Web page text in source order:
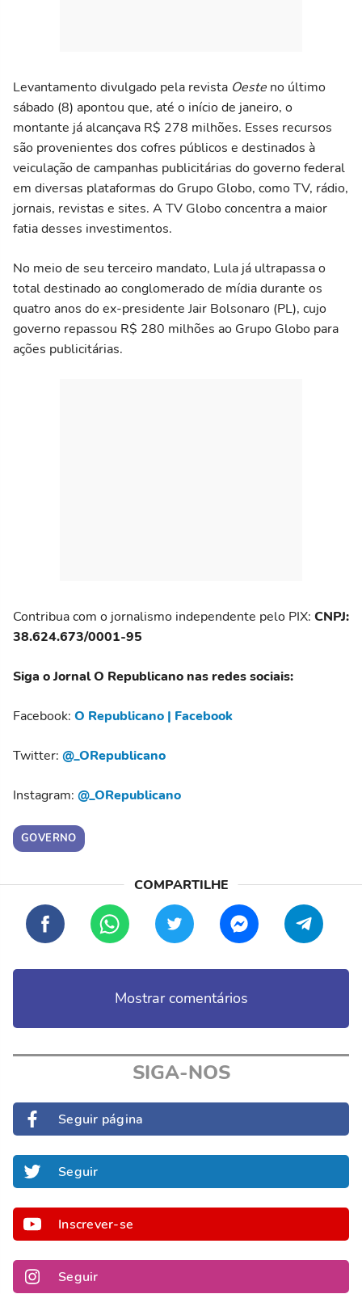
Levantamento divulgado pela revista Oeste no último
sábado (8) apontou que, até o início de janeiro, o
montante já alcançava R$ 278 milhões. Esses recursos
são provenientes dos cofres públicos e destinados à
veiculação de campanhas publicitárias do governo federal
em diversas plataformas do Grupo Globo, como TV, rádio,
jornais, revistas e sites. A TV Globo concentra a maior
fatia desses investimentos.
No meio de seu terceiro mandato, Lula já ultrapassa o
total destinado ao conglomerado de mídia durante os
quatro anos do ex-presidente Jair Bolsonaro (PL), cujo
governo repassou R$ 280 milhões ao Grupo Globo para
ações publicitárias.
Contribua com o jornalismo independente pelo PIX: CNPJ:
38.624.673/0001-95
Siga o Jornal O Republicano nas redes sociais:
Facebook: O Republicano | Facebook
Twitter: @_ORepublicano
Instagram: @_ORepublicano
GOVERNO
Mostrar comentários
SIGA-NOS
Seguir página
Seguir
Inscrever-se
Seguir